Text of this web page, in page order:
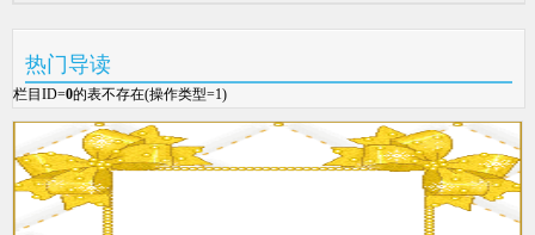
热门导读
栏目ID=0的表不存在(操作类型=1)